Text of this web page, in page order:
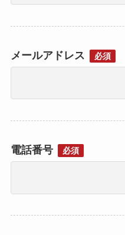
メールアドレス 必須
電話番号 必須